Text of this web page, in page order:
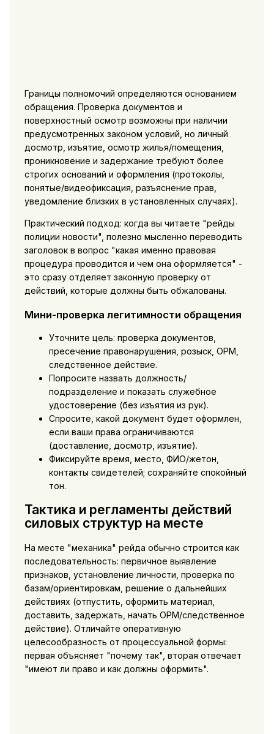
Границы полномочий определяются основанием
обращения. Проверка документов и
поверхностный осмотр возможны при наличии
предусмотренных законом условий, но личный
досмотр, изъятие, осмотр жилья/помещения,
проникновение и задержание требуют более
строгих оснований и оформления (протоколы,
понятые/видеофиксация, разъяснение прав,
уведомление близких в установленных случаях).
Практический подход: когда вы читаете "рейды
полиции новости", полезно мысленно переводить
заголовок в вопрос "какая именно правовая
процедура проводится и чем она оформляется" -
это сразу отделяет законную проверку от
действий, которые должны быть обжалованы.
Мини-проверка легитимности обращения
Уточните цель: проверка документов,
пресечение правонарушения, розыск, ОРМ,
следственное действие.
Попросите назвать должность/
подразделение и показать служебное
удостоверение (без изъятия из рук).
Спросите, какой документ будет оформлен,
если ваши права ограничиваются
(доставление, досмотр, изъятие).
Фиксируйте время, место, ФИО/жетон,
контакты свидетелей; сохраняйте спокойный
тон.
Тактика и регламенты действий
силовых структур на месте
На месте "механика" рейда обычно строится как
последовательность: первичное выявление
признаков, установление личности, проверка по
базам/ориентировкам, решение о дальнейших
действиях (отпустить, оформить материал,
доставить, задержать, начать ОРМ/следственное
действие). Отличайте оперативную
целесообразность от процессуальной формы:
первая объясняет "почему так", вторая отвечает
"имеют ли право и как должны оформить".